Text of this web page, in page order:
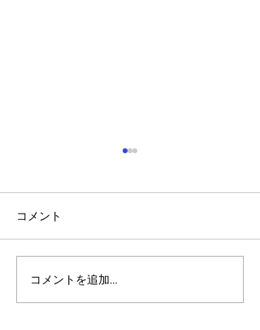
アルゴランドのポスト量
子暗号（PQC）ロードマ
コメント
コメントを追加…